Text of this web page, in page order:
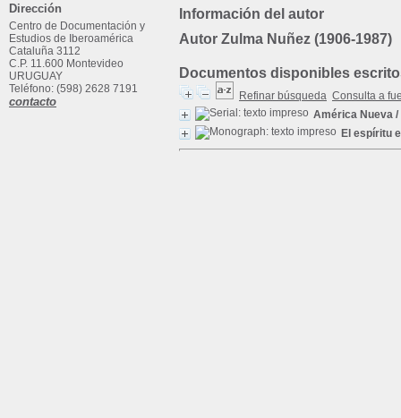
Información del autor
Autor Zulma Nuñez (1906-1987)
Documentos disponibles
Refinar búsqueda Consulta a
América Nueva /
El espíritu
Dirección
Centro de Documentación y
Estudios de Iberoamérica
Cataluña 3112
C.P. 11.600 Montevideo
URUGUAY
Teléfono: (598) 2628 7191
contacto